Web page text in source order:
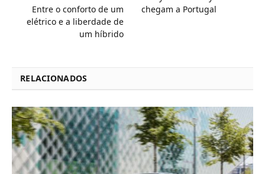
Entre o conforto de um
elétrico e a liberdade de
um híbrido
chegam a Portugal
RELACIONADOS